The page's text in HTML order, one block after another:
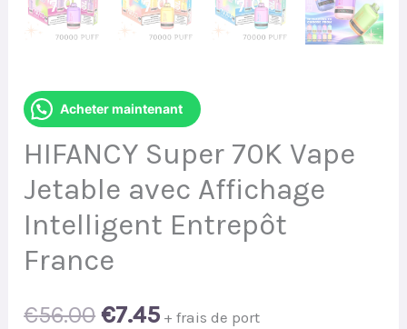
Acheter maintenant
HIFANCY Super 70K Vape
Jetable avec Affichage
Intelligent Entrepôt
France
€56.00 Original
€7.45Current
+ frais de port